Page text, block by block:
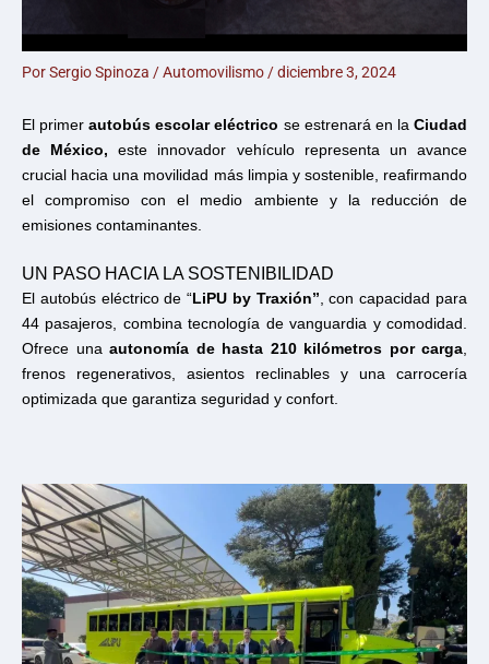
PorSergio Spinoza /Automovilismo /diciembre 3, 2024
El primer autobús escolar eléctrico se estrenará en laCiudad
de México, este innovador vehículo representa un avance
crucial hacia una movilidad más limpia y sostenible, reafirmando
el compromiso con el medio ambiente y la reducción de
emisiones contaminantes.
UN PASO HACIA LA SOSTENIBILIDAD
El autobús eléctrico de “ LiPU by Traxión” , con capacidad para
44 pasajeros, combina tecnología de vanguardia y comodidad.
Ofrece una autonomía de hasta 210 kilómetros por carga
frenos regenerativos, asientos reclinables y una carrocería
optimizada que garantiza seguridad y confort.